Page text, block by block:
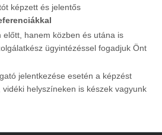
képzett és jelentős
előtt, hanem közben és utána is
ügyintézéssel fogadjuk Önt
jelentkezése esetén a képzést
helyszíneken is készek vagyunk